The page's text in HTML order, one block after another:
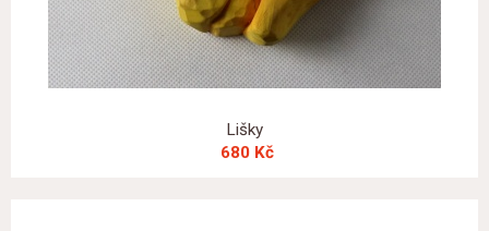
Lišky
680 Kč